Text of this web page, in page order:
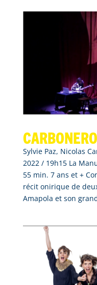
Carbonero
Sylvie Paz, Nicolas
2022 / 19h15 La
55 min. 7 ans et +
récit onirique de
Amapola et son